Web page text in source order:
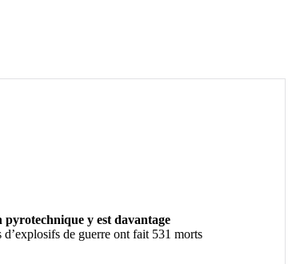
pyrotechnique y est davantage
de guerre ont fait 531 morts